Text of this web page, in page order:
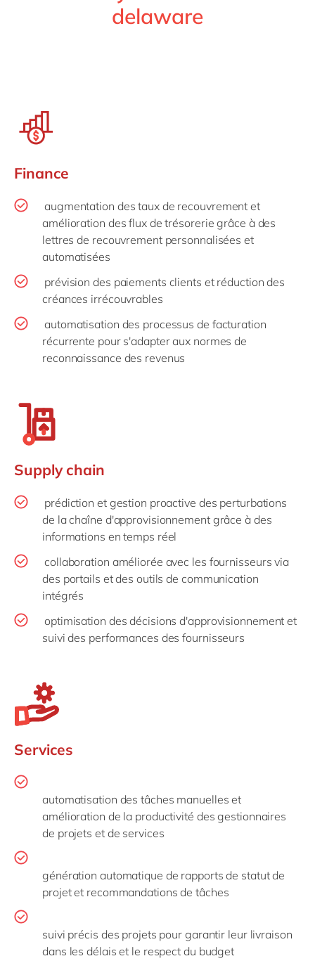
delaware
Finance
augmentation des taux de recouvrement et
amélioration des flux de trésorerie grâce à des
lettres de recouvrement personnalisées et
automatisées
prévision des paiements clients et réduction des
créances irrécouvrables
automatisation des processus de facturation
récurrente pour s'adapter aux normes de
reconnaissance des revenus
Supply chain
prédiction et gestion proactive des perturbations
de la chaîne d'approvisionnement grâce à des
informations en temps réel
collaboration améliorée avec les fournisseurs via
des portails et des outils de communication
intégrés
optimisation des décisions d'approvisionnement et
suivi des performances des fournisseurs
Services
automatisation des tâches manuelles et
amélioration de la productivité des gestionnaires
de projets et de services
génération automatique de rapports de statut de
projet et recommandations de tâches
suivi précis des projets pour garantir leur livraison
dans les délais et le respect du budget